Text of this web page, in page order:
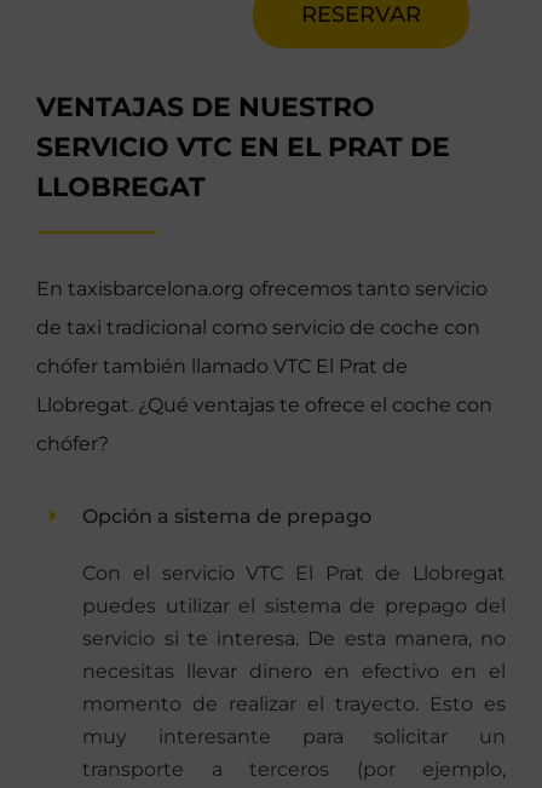
RESERVAR
VENTAJAS DE NUESTRO
SERVICIO VTC EN EL PRAT DE
LLOBREGAT
En taxisbarcelona.org ofrecemos tanto servicio
de taxi tradicional como servicio de coche con
chófer también llamado VTC El Prat de
Llobregat. ¿Qué ventajas te ofrece el coche con
chófer?
Opción a sistema de prepago
Con el servicio VTC El Prat de Llobregat
puedes utilizar el sistema de prepago del
servicio si te interesa. De esta manera, no
necesitas llevar dinero en efectivo en el
momento de realizar el trayecto. Esto es
muy interesante para solicitar un
transporte a terceros (por ejemplo,